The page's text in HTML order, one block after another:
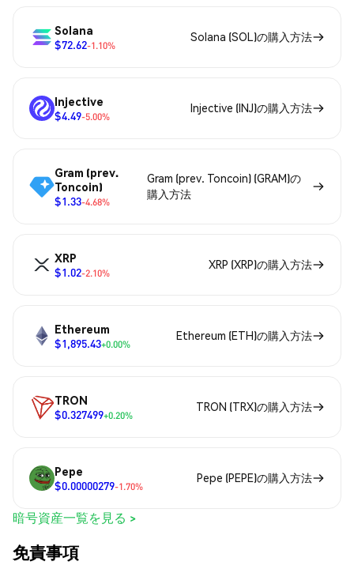
Solana
$72.62-1.10%
Solana (SOL)の購入方法
Injective
$4.49-5.00%
Injective (INJ)の購入方法
Gram (prev.
Toncoin)
$1.33-4.68%
Gram (prev. Toncoin) (GRAM)の
購入方法
XRP
$1.02-2.10%
XRP (XRP)の購入方法
Ethereum
$1,895.43+0.00%
Ethereum (ETH)の購入方法
TRON
$0.327499+0.20%
TRON (TRX)の購入方法
Pepe
$0.00000279-1.70%
Pepe (PEPE)の購入方法
暗号資産一覧を見る >
免責事項